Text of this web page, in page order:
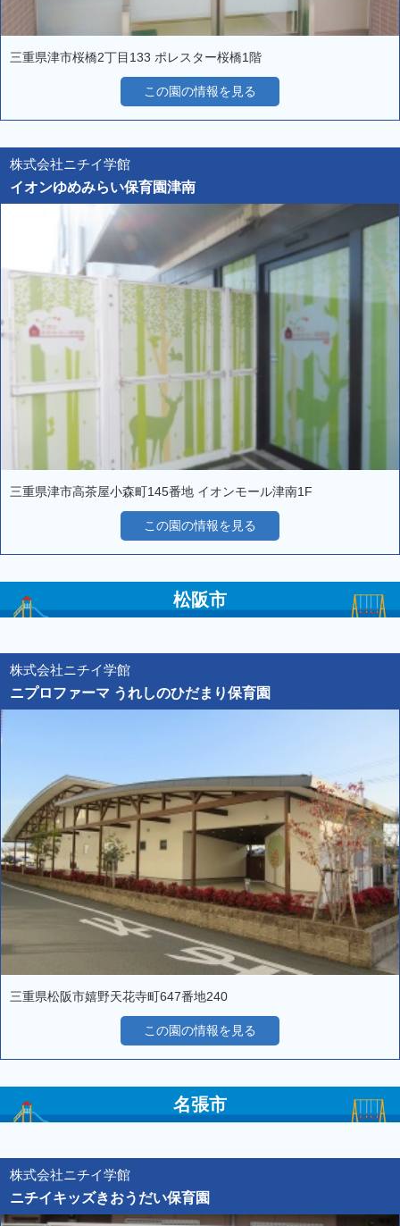
三重県津市桜橋2丁目133 ポレスター桜橋1階
この園の情報を見る
株式会社ニチイ学館
イオンゆめみらい保育園津南
三重県津市高茶屋小森町145番地 イオンモール津南1F
この園の情報を見る
松阪市
株式会社ニチイ学館
ニプロファーマ うれしのひだまり保育園
三重県松阪市嬉野天花寺町647番地240
この園の情報を見る
名張市
株式会社ニチイ学館
ニチイキッズきおうだい保育園